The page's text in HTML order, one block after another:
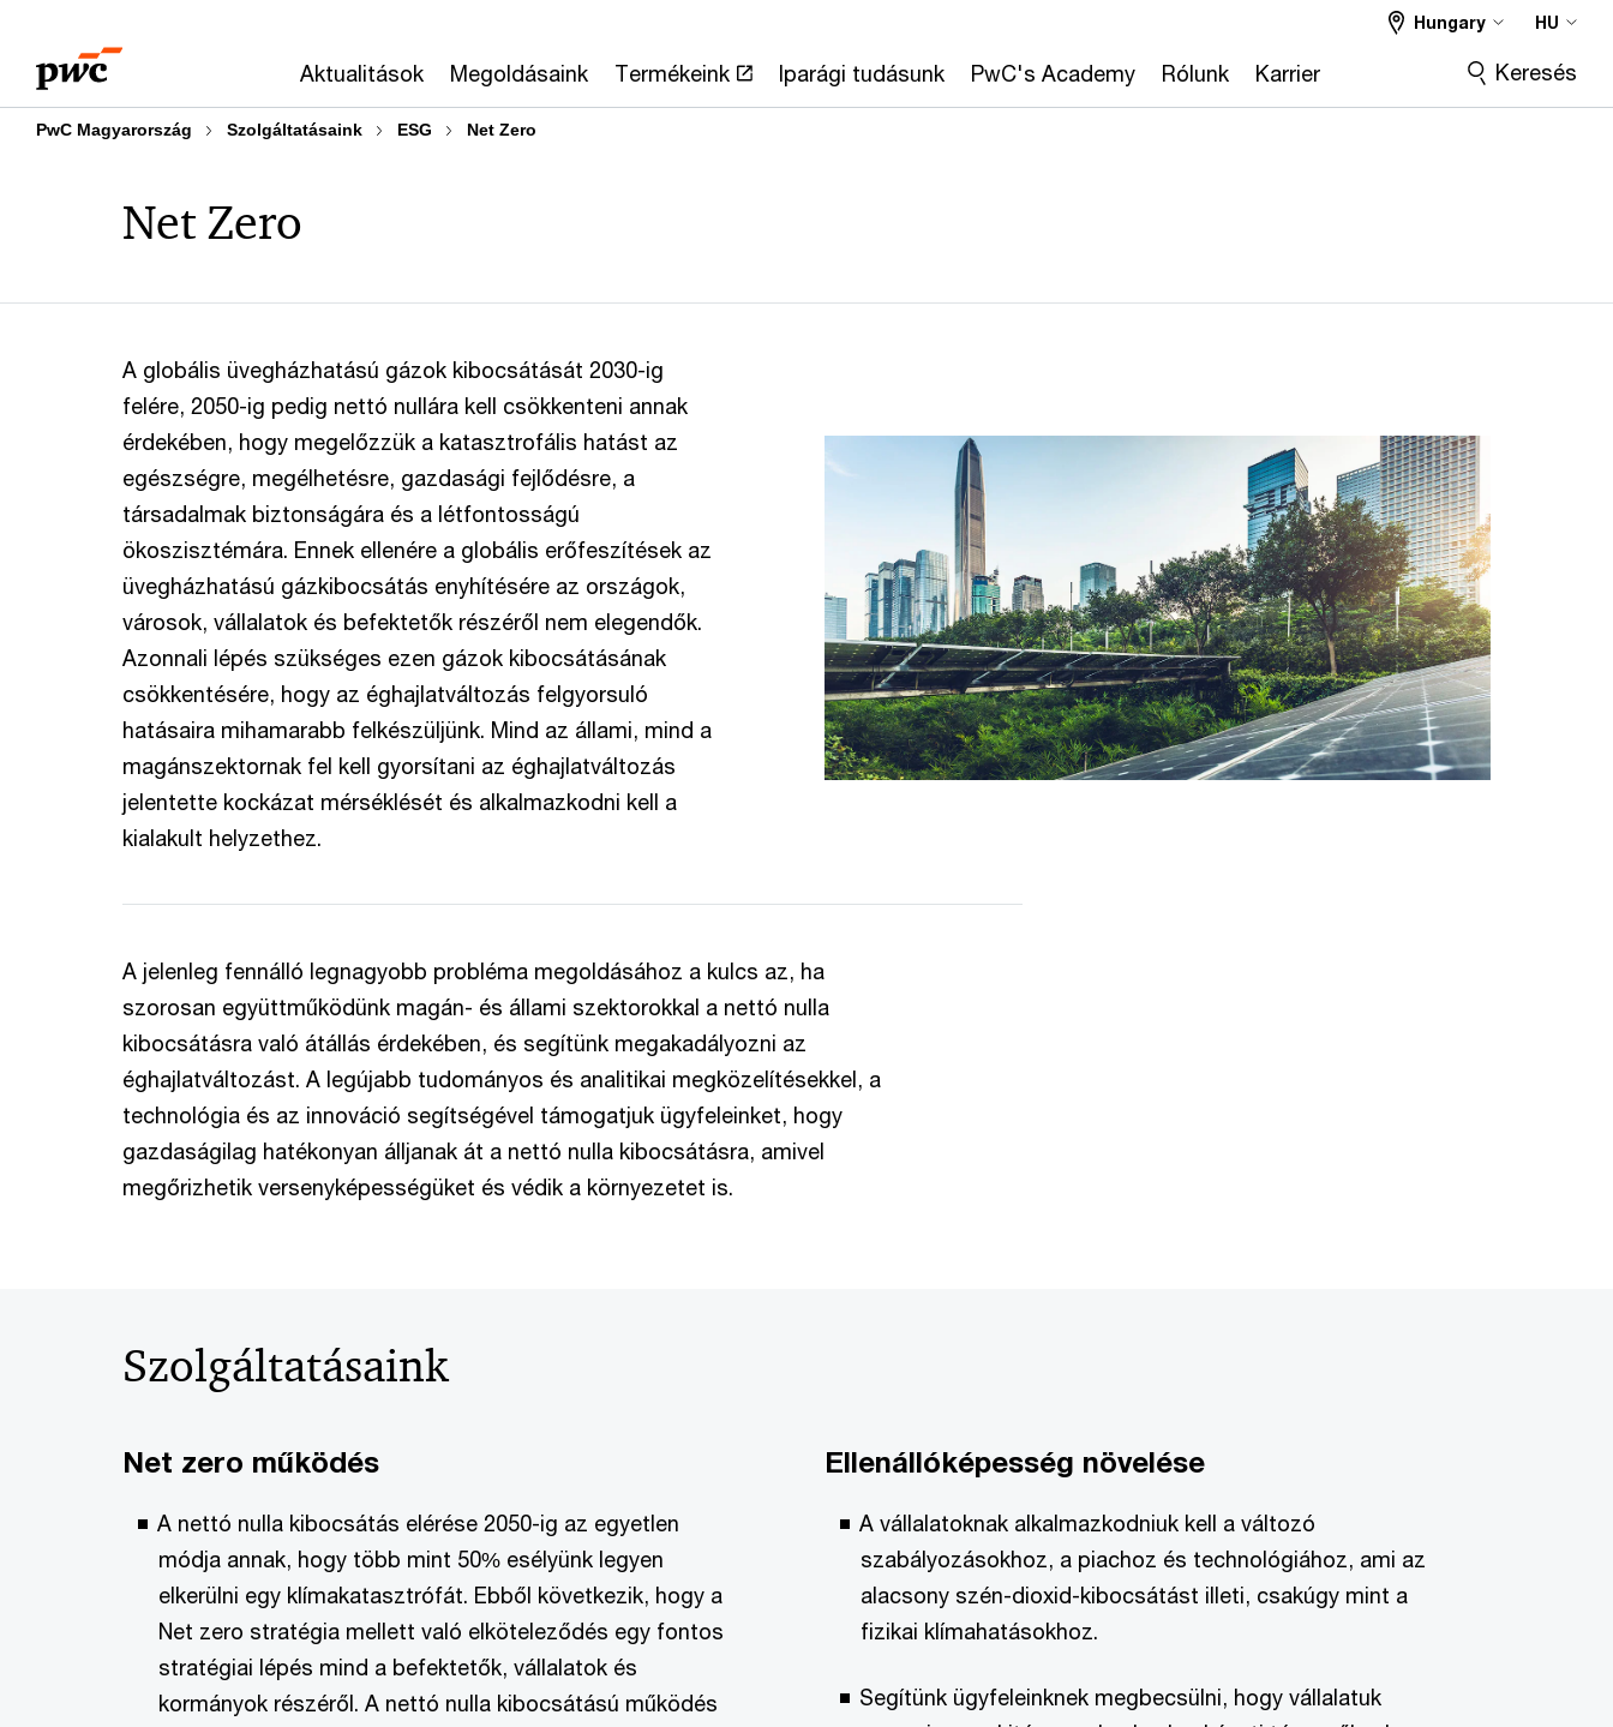
content
footer
Aktualitások Megoldásaink Termékeink Iparági tudásunk PwC's Academy Rólunk Karrier
Hungary HU
Keresés
PwC Magyarország Szolgáltatásaink ESG Net Zero
Net Zero
A globális üvegházhatású gázok kibocsátását 2030-ig
felére, 2050-ig pedig nettó nullára kell csökkenteni annak
érdekében, hogy megelőzzük a katasztrofális hatást az
egészségre, megélhetésre, gazdasági fejlődésre, a
társadalmak biztonságára és a létfontosságú
ökoszisztémára. Ennek ellenére a globális erőfeszítések az
üvegházhatású gázkibocsátás enyhítésére az országok,
városok, vállalatok és befektetők részéről nem elegendők.
Azonnali lépés szükséges ezen gázok kibocsátásának
csökkentésére, hogy az éghajlatváltozás felgyorsuló
hatásaira mihamarabb felkészüljünk. Mind az állami, mind a
magánszektornak fel kell gyorsítani az éghajlatváltozás
jelentette kockázat mérséklését és alkalmazkodni kell a
kialakult helyzethez.
A jelenleg fennálló legnagyobb probléma megoldásához a kulcs az, ha
szorosan együttműködünk magán- és állami szektorokkal a nettó nulla
kibocsátásra való átállás érdekében, és segítünk megakadályozni az
éghajlatváltozást. A legújabb tudományos és analitikai megközelítésekkel, a
technológia és az innováció segítségével támogatjuk ügyfeleinket, hogy
gazdaságilag hatékonyan álljanak át a nettó nulla kibocsátásra, amivel
megőrizhetik versenyképességüket és védik a környezetet is.
Szolgáltatásaink
Net zero működés
A nettó nulla kibocsátás elérése 2050-ig az egyetlen
módja annak, hogy több mint 50% esélyünk legyen
elkerülni egy klímakatasztrófát. Ebből következik, hogy a
Net zero stratégia mellett való elköteleződés egy fontos
stratégiai lépés mind a befektetők, vállalatok és
kormányok részéről. A nettó nulla kibocsátású működés
Ellenállóképesség növelése
A vállalatoknak alkalmazkodniuk kell a változó
szabályozásokhoz, a piachoz és technológiához, ami az
alacsony szén-dioxid-kibocsátást illeti, csakúgy mint a
fizikai klímahatásokhoz.
Segítünk ügyfeleinknek megbecsülni, hogy vállalatuk